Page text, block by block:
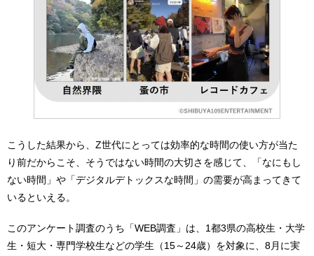
こうした結果から、Z世代にとっては効率的な時間の使い方が当た
り前だからこそ、そうではない時間の大切さを感じて、「なにもし
ない時間」や「デジタルデトックスな時間」の需要が高まってきて
いるといえる。
このアンケート調査のうち「WEB調査」は、1都3県の高校生・大学
生・短大・専門学校生などの学生（15～24歳）を対象に、8月に実